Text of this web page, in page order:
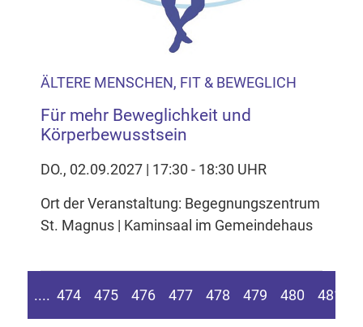
ÄLTERE MENSCHEN, FIT & BEWEGLICH
Für mehr Beweglichkeit und
Körperbewusstsein
DO., 02.09.2027 | 17:30 - 18:30 UHR
Ort der Veranstaltung: Begegnungszentrum
St. Magnus | Kaminsaal im Gemeindehaus
Seite springen
Zur vorherigen Seite
.... 474 475 476 477 478 479 480 481